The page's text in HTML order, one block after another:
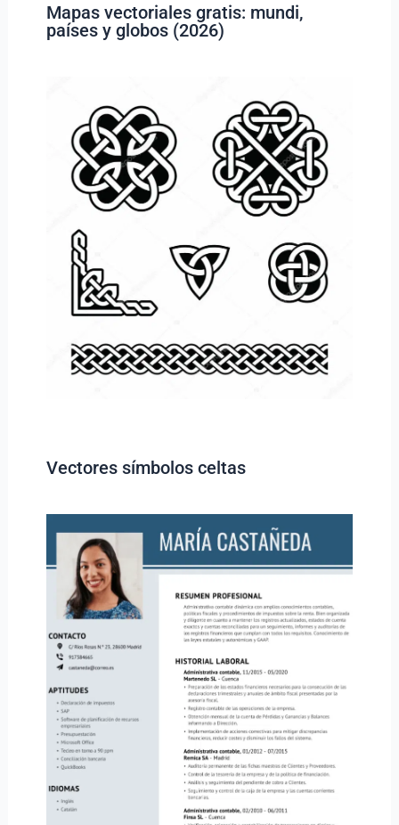
Mapas vectoriales gratis: mundi,
países y globos (2026)
Vectores símbolos celtas